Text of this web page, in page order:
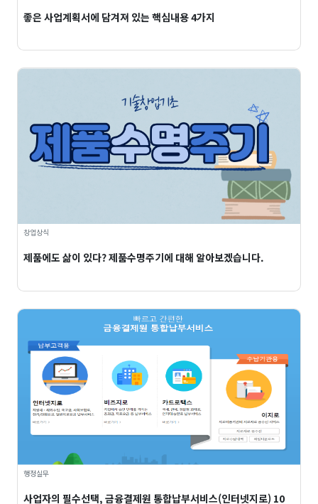
좋은 사업계획서에 담겨져 있는 핵심내용 4가지
창업상식
제품에도 삶이 있다? 제품수명주기에 대해 알아보겠습니다.
행정실무
사업자의 필수선택, 금융결제원 통합납부서비스(인터넷지로) 10